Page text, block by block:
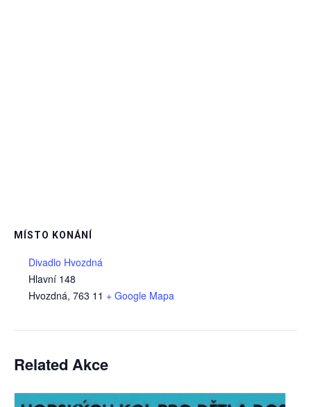
MÍSTO KONÁNÍ
Divadlo Hvozdná
Hlavní 148
Hvozdná, 763 11 + Google Mapa
Related Akce